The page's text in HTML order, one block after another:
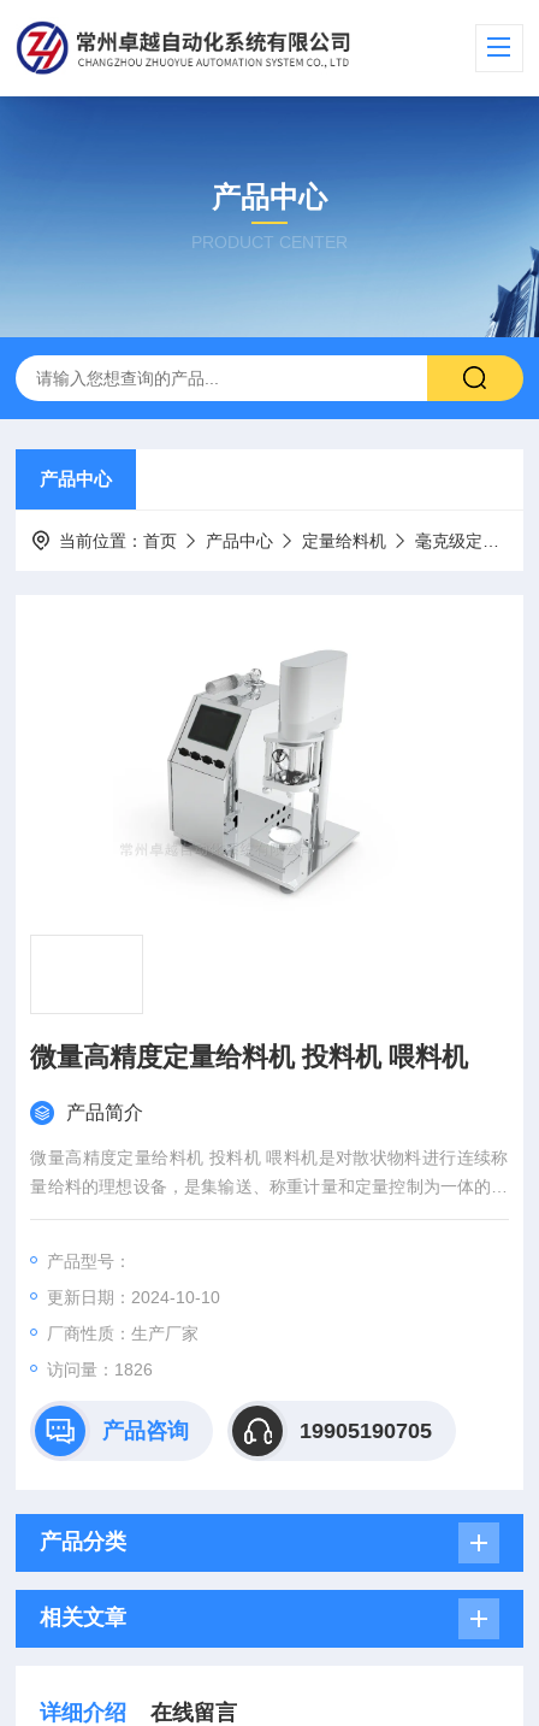
产品中心
PRODUCT CENTER
产品中心
当前位置：首页 产品中心 定量给料机 毫克级定量给料机
微量高精度定量给料机 投料机 喂料机
产品简介
微量高精度定量给料机 投料机 喂料机是对散状物料进行连续称
量给料的理想设备，是集输送、称重计量和定量控制为一体的高
科技产品，是根据我国现有工艺工况改进后的新一代产品，它以
产品型号：
更新日期：2024-10-10
厂商性质：生产厂家
访问量：1826
产品咨询 19905190705
产品分类
相关文章
详细介绍 在线留言